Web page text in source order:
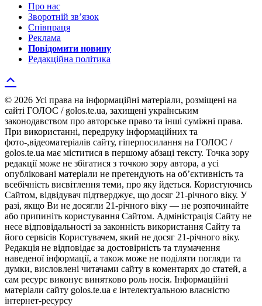
Про нас
Зворотній зв’язок
Співпраця
Реклама
Повідомити новину
Редакційна політика
© 2026 Усі права на інформаційні матеріали, розміщені на
сайті ГОЛОС / golos.te.ua, захищені українським
законодавством про авторське право та інші суміжні права.
При використанні, передруку інформаційних та
фото-,відеоматеріалів сайту, гіперпосилання на ГОЛОС /
golos.te.ua має міститися в першому абзаці тексту. Точка зору
редакції може не збігатися з точкою зору автора, а усі
опубліковані матеріали не претендують на об’єктивність та
всебічність висвітлення теми, про яку йдеться. Користуючись
Сайтом, відвідувач підтверджує, що досяг 21-річного віку. У
разі, якщо Ви не досягли 21-річного віку — не розпочинайте
або припиніть користування Сайтом. Адміністрація Сайту не
несе відповідальності за законність використання Сайту та
його сервісів Користувачем, який не досяг 21-річного віку.
Редакція не відповідає за достовірність та тлумачення
наведеної інформації, а також може не поділяти погляди та
думки, висловлені читачами сайту в коментарях до статей, а
сам ресурс виконує винятково роль носія. Інформаційні
матеріали сайту golos.te.ua є інтелектуальною власністю
інтернет-ресурсу